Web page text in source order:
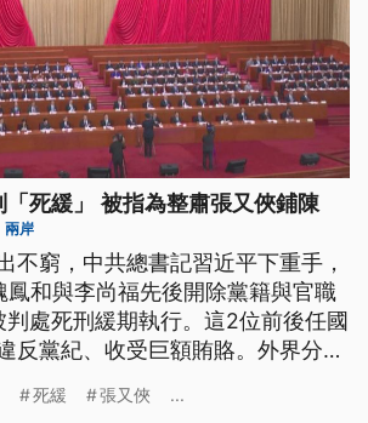
「死緩」 被指為整肅張又俠鋪陳
兩岸
不窮，中共總書記習近平下重手，
鳳和與李尚福先後開除黨籍與官職
處死刑緩期執行。這2位前後任國
反黨紀、收受巨額賄賂。外界分
主席張又俠案進行鋪陳。
死緩 張又俠 ...